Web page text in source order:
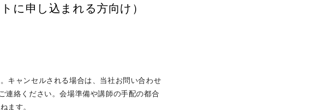
に申し込まれる方向け）
キャンセルされる場合は、当社お問い合わせ
ください。会場準備や講師の手配の都合
ます。